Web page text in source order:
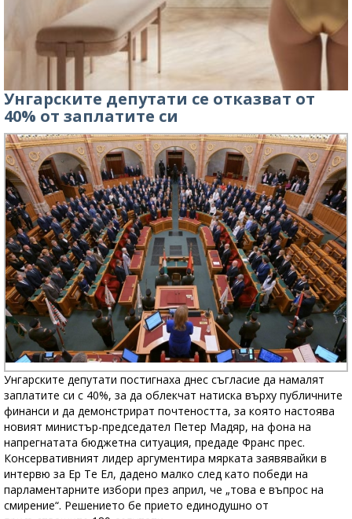
Унгарските депутати се отказват от
40% от заплатите си
Унгарските депутати постигнаха днес съгласие да намалят
заплатите си с 40%, за да облекчат натиска върху публичните
финанси и да демонстрират почтеността, за която настоява
новият министър-председател Петер Мадяр, на фона на
напрегнатата бюджетна ситуация, предаде Франс прес.
Консервативният лидер аргументира мярката заявявайки в
интервю за Eр Те Ел, дадено малко след като победи на
парламентарните избори през април, че „това е въпрос на
смирение“. Решението бе прието единодушно от